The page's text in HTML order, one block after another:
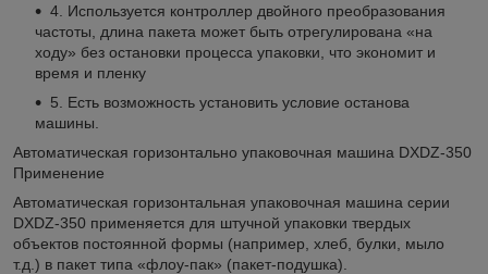
4. Используется контроллер двойного преобразования
частоты, длина пакета может быть отрегулирована «на
ходу» без остановки процесса упаковки, что экономит и
время и пленку
5. Есть возможность установить условие останова
машины.
Автоматическая горизонтально упаковочная машина DXDZ-350
Применение
Автоматическая горизонтальная упаковочная машина серии
DXDZ-350 применяется для штучной упаковки твердых
объектов постоянной формы (например, хлеб, булки, мыло
т.д.) в пакет типа «флоу-пак» (пакет-подушка).